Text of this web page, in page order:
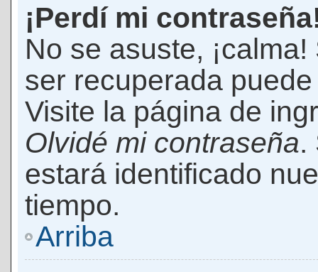
¡Perdí mi
No se asuste,
ser recuperada
Visite la página de
Olvidé mi contraseña.
estará identificado
tiempo.
Arriba